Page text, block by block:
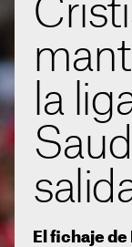
la
El fichaje